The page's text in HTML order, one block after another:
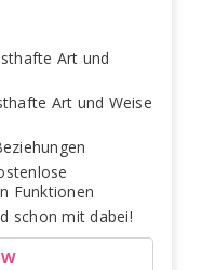
Art und
Art und Weise
Funktionen
schon mit dabei!